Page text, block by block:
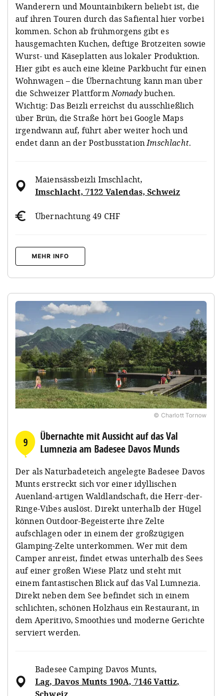
Wanderern und Mountainbikern beliebt ist, die
auf ihren Touren durch das Safiental hier vorbei
kommen. Schon ab frühmorgens gibt es
hausgemachten Kuchen, deftige Brotzeiten sowie
Wurst- und Käseplatten aus lokaler Produktion.
Hier gibt es auch eine kleine Parkbucht für einen
Wohnwagen – die Übernachtung kann man über
die Schweizer PlattformNomadybuchen.
Wichtig: Das Beizli erreichst du ausschließlich
über Brün, die Straße hört bei Google Maps
irgendwann auf, führt aber weiter hoch und
endet dann an der PostbusstationImschlacht.
Maiensässbeizli Imschlacht,
Imschlacht, 7122 Valendas, Schweiz
Übernachtung 49 CHF
MEHR INFO
© Charlott Tornow
9
Übernachte mit Aussicht auf das Val
Lumnezia am Badesee Davos Munds
Der als Naturbadeteich angelegte Badesee Davos
Munts erstreckt sich vor einer idyllischen
Auenland-artigen Waldlandschaft, die Herr-der-
Ringe-Vibes auslöst. Direkt unterhalb der Hügel
können Outdoor-Begeisterte ihre Zelte
aufschlagen oder in einem der großzügigen
Glamping-Zelte unterkommen. Wer mit dem
Camper anreist, findet etwas unterhalb des Sees
auf einer großen Wiese Platz und steht mit
einem fantastischen Blick auf das Val Lumnezia.
Direkt neben dem See befindet sich in einem
schlichten, schönen Holzhaus ein Restaurant, in
dem Aperitivo, Smoothies und moderne Gerichte
serviert werden.
Badesee Camping Davos Munts,
Lag, Davos Munts 190A, 7146 Vattiz,